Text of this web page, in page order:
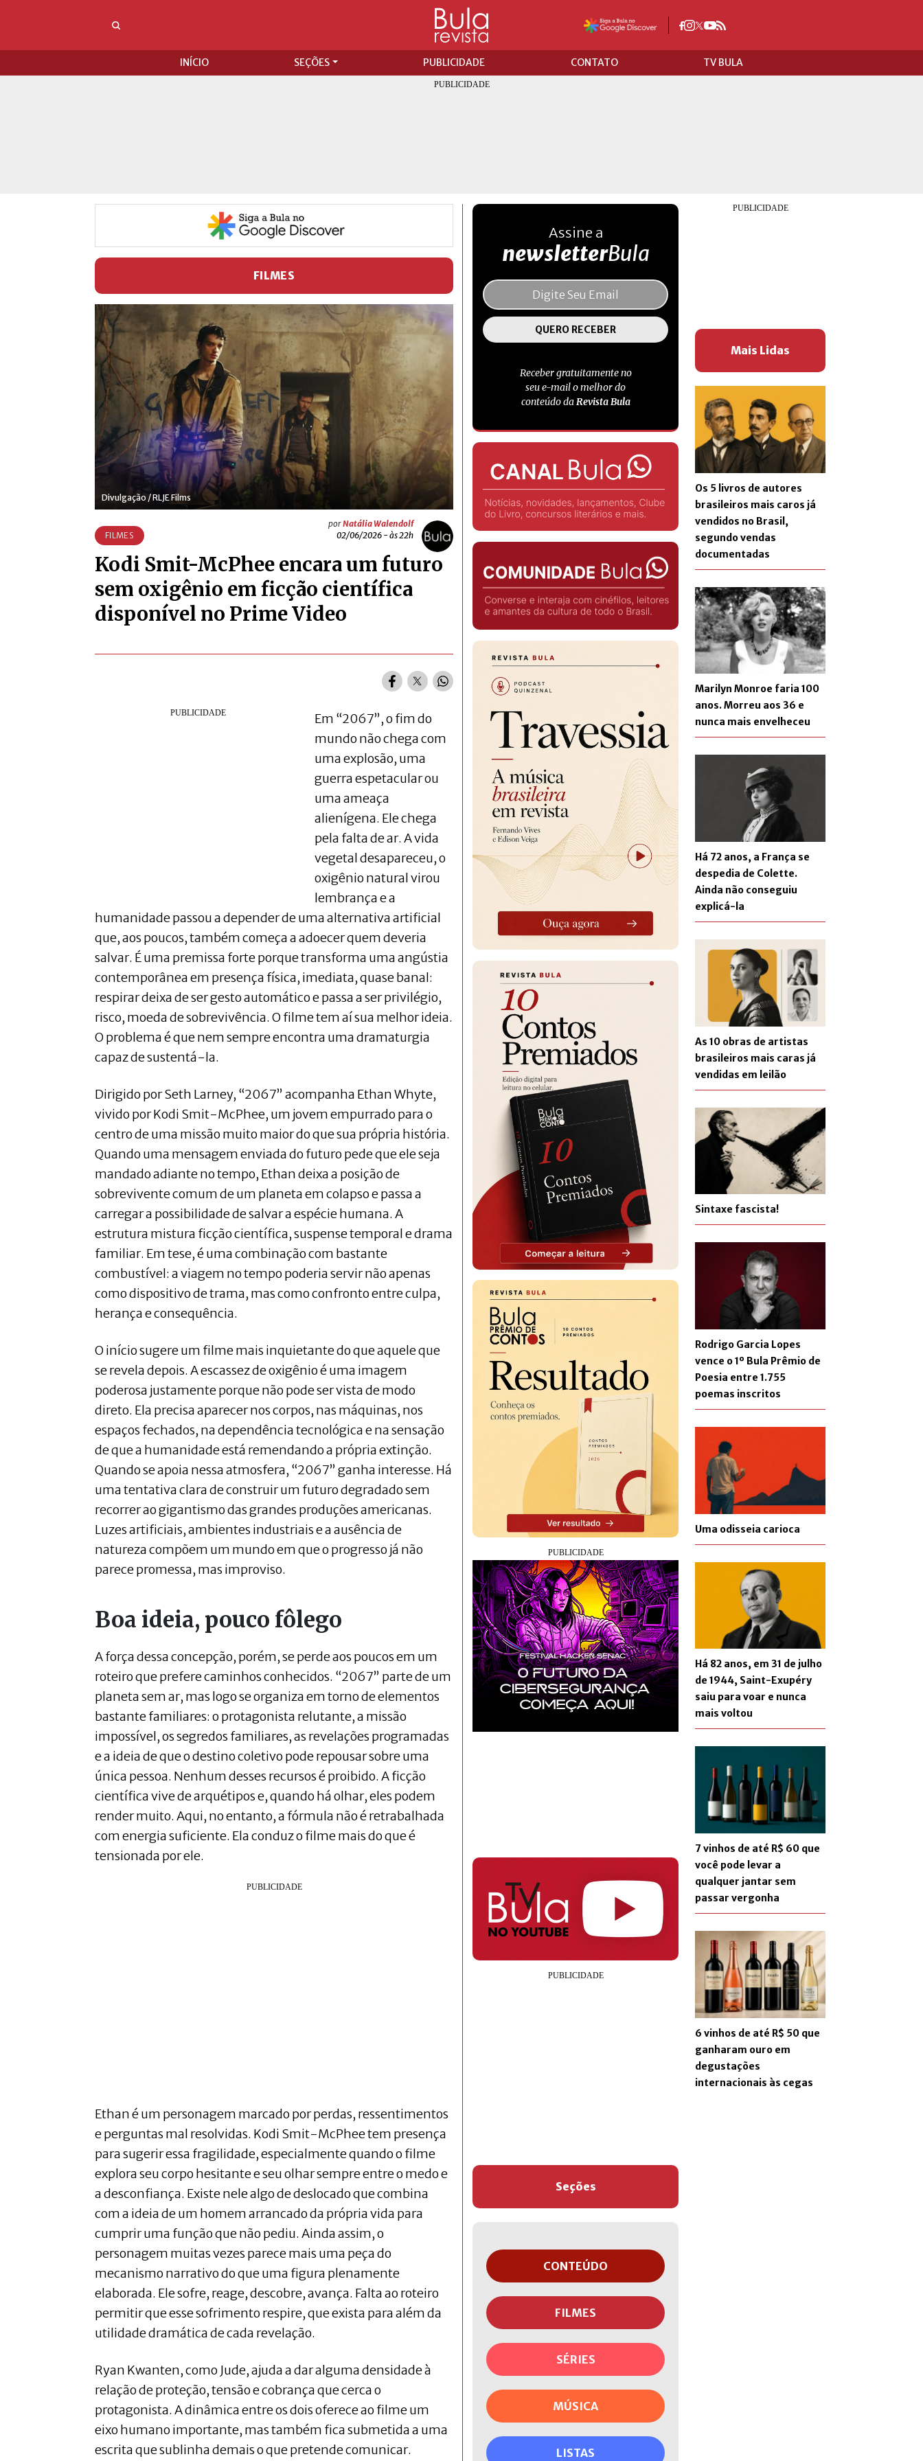
INÍCIO SEÇÕES PUBLICIDADE CONTATO TV BULA
FILMES
Divulgação / RLJE Films
FILMES
porNatália Walendolf
02/06/2026 - às 22h
Kodi Smit-McPhee encara um futuro
sem oxigênio em ficção científica
disponível no Prime Video
Em “2067”, o fim do
mundo não chega com
uma explosão, uma
guerra espetacular ou
uma ameaça
alienígena. Ele chega
pela falta de ar. A vida
vegetal desapareceu, o
oxigênio natural virou
lembrança e a
humanidade passou a depender de uma alternativa artificial
que, aos poucos, também começa a adoecer quem deveria
salvar. É uma premissa forte porque transforma uma angústia
contemporânea em presença física, imediata, quase banal:
respirar deixa de ser gesto automático e passa a ser privilégio,
risco, moeda de sobrevivência. O filme tem aí sua melhor ideia.
O problema é que nem sempre encontra uma dramaturgia
capaz de sustentá-la.
Dirigido por Seth Larney, “2067” acompanha Ethan Whyte,
vivido por Kodi Smit-McPhee, um jovem empurrado para o
centro de uma missão muito maior do que sua própria história.
Quando uma mensagem enviada do futuro pede que ele seja
mandado adiante no tempo, Ethan deixa a posição de
sobrevivente comum de um planeta em colapso e passa a
carregar a possibilidade de salvar a espécie humana. A
estrutura mistura ficção científica, suspense temporal e drama
familiar. Em tese, é uma combinação com bastante
combustível: a viagem no tempo poderia servir não apenas
como dispositivo de trama, mas como confronto entre culpa,
herança e consequência.
O início sugere um filme mais inquietante do que aquele que
se revela depois. A escassez de oxigênio é uma imagem
poderosa justamente porque não pode ser vista de modo
direto. Ela precisa aparecer nos corpos, nas máquinas, nos
espaços fechados, na dependência tecnológica e na sensação
de que a humanidade está remendando a própria extinção.
Quando se apoia nessa atmosfera, “2067” ganha interesse. Há
uma tentativa clara de construir um futuro degradado sem
recorrer ao gigantismo das grandes produções americanas.
Luzes artificiais, ambientes industriais e a ausência de
natureza compõem um mundo em que o progresso já não
parece promessa, mas improviso.
Boa ideia, pouco fôlego
A força dessa concepção, porém, se perde aos poucos em um
roteiro que prefere caminhos conhecidos. “2067” parte de um
planeta sem ar, mas logo se organiza em torno de elementos
bastante familiares: o protagonista relutante, a missão
impossível, os segredos familiares, as revelações programadas
e a ideia de que o destino coletivo pode repousar sobre uma
única pessoa. Nenhum desses recursos é proibido. A ficção
científica vive de arquétipos e, quando há olhar, eles podem
render muito. Aqui, no entanto, a fórmula não é retrabalhada
com energia suficiente. Ela conduz o filme mais do que é
tensionada por ele.
Ethan é um personagem marcado por perdas, ressentimentos
e perguntas mal resolvidas. Kodi Smit-McPhee tem presença
para sugerir essa fragilidade, especialmente quando o filme
explora seu corpo hesitante e seu olhar sempre entre o medo e
a desconfiança. Existe nele algo de deslocado que combina
com a ideia de um homem arrancado da própria vida para
cumprir uma função que não pediu. Ainda assim, o
personagem muitas vezes parece mais uma peça do
mecanismo narrativo do que uma figura plenamente
elaborada. Ele sofre, reage, descobre, avança. Falta ao roteiro
permitir que esse sofrimento respire, que exista para além da
utilidade dramática de cada revelação.
Ryan Kwanten, como Jude, ajuda a dar alguma densidade à
relação de proteção, tensão e cobrança que cerca o
protagonista. A dinâmica entre os dois oferece ao filme um
eixo humano importante, mas também fica submetida a uma
escrita que sublinha demais o que pretende comunicar.
Assine a
newsletterBula
Receber gratuitamente no
seu e-mail o melhor do
conteúdo daRevista Bula
Seções
CONTEÚDO
FILMES
SÉRIES
MÚSICA
LISTAS
Mais Lidas
Os 5 livros de autores
brasileiros mais caros já
vendidos no Brasil,
segundo vendas
documentadas
Marilyn Monroe faria 100
anos. Morreu aos 36 e
nunca mais envelheceu
Há 72 anos, a França se
despedia de Colette.
Ainda não conseguiu
explicá-la
As 10 obras de artistas
brasileiros mais caras já
vendidas em leilão
Sintaxe fascista!
Rodrigo Garcia Lopes
vence o 1º Bula Prêmio de
Poesia entre 1.755
poemas inscritos
Uma odisseia carioca
Há 82 anos, em 31 de julho
de 1944, Saint-Exupéry
saiu para voar e nunca
mais voltou
7 vinhos de até R$ 60 que
você pode levar a
qualquer jantar sem
passar vergonha
6 vinhos de até R$ 50 que
ganharam ouro em
degustações
internacionais às cegas